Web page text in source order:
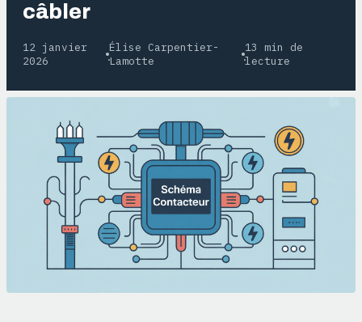
câbler
12 janvier
2026
·
Élise Carpentier-
Lamotte
·
13 min de
lecture